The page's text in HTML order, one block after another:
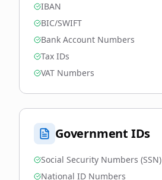
IBAN
BIC/SWIFT
Bank Account Numbers
Tax IDs
VAT Numbers
Government IDs
Social Security Numbers (SSN)
National ID Numbers